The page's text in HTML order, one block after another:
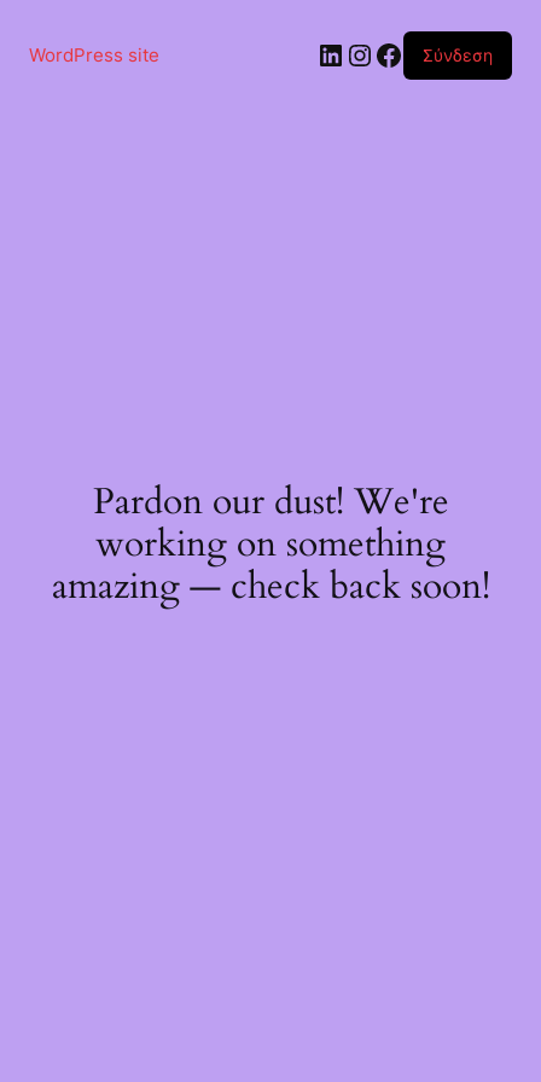
περιεχόμενο
WordPress site Linkedin
Instagram
Facebook
Σύνδεση
Pardon our dust! We're
working on something
amazing — check back soon!